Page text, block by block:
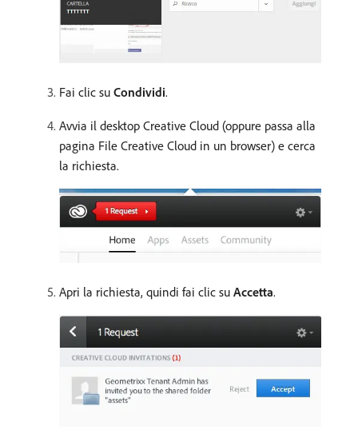
Fai clic su Condividi.
Avvia il desktop Creative Cloud (oppure passa alla
pagina File Creative Cloud in un browser) e cerca
la richiesta.
Apri la richiesta, quindi fai clic su Accetta.